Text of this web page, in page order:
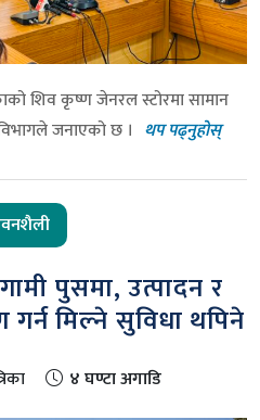
शिव कृष्ण जेनरल स्टोरमा सामान
जनाएको छ । थप पढ्नुहोस्
पुसमा, उत्पादन र
मिल्ने सुविधा थपिने
४ घण्टा अगाडि